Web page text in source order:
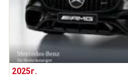
2025г.